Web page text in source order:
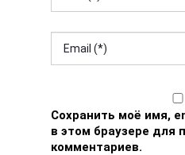
Сохранить моё имя,
в этом браузере для
комментариев.